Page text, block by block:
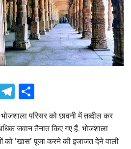
Telegram
परिसर को छावनी में तब्दील कर
जवान तैनात किए गए हैं. भोजशाला
को ‘खास’ पूजा करने की इजाजत देने वाली